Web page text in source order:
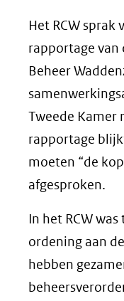
Het RCW sprak
rapportage van
Beheer
Tweede Kamer
rapportage
moeten “de
afgesproken.
In het RCW
ordening aan
hebben